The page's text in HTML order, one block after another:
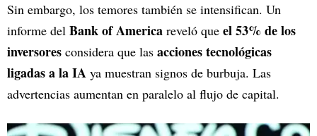
Sin embargo, los temores también se intensifican. Un
informe del Bank of America reveló que el 53% de los
inversores considera que las acciones tecnológicas
ligadas a la IA ya muestran signos de burbuja. Las
advertencias aumentan en paralelo al flujo de capital.